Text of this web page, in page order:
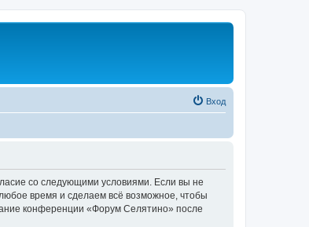
Вход
со следующими условиями. Если вы не
время и сделаем всё возможное, чтобы
конференции «Форум Селятино» после